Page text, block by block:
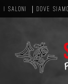
I SALONI DOVE